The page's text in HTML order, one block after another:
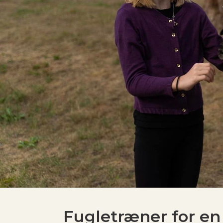
Fugletræner for